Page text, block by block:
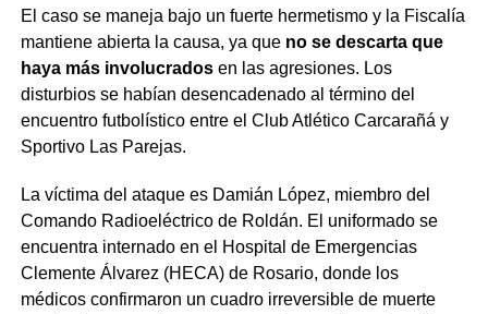
El caso se maneja bajo un fuerte hermetismo y la Fiscalía
mantiene abierta la causa, ya que no se descarta que
haya más involucradosen las agresiones. Los
disturbios se habían desencadenado al término del
encuentro futbolístico entre el Club Atlético Carcarañá y
Sportivo Las Parejas.
La víctima del ataque es Damián López, miembro del
Comando Radioeléctrico de Roldán. El uniformado se
encuentra internado en el Hospital de Emergencias
Clemente Álvarez (HECA) de Rosario, donde los
médicos confirmaron un cuadro irreversible de muerte